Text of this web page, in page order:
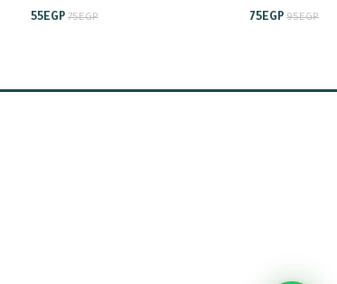
95EGP
75EGP
75EGP
55EGP